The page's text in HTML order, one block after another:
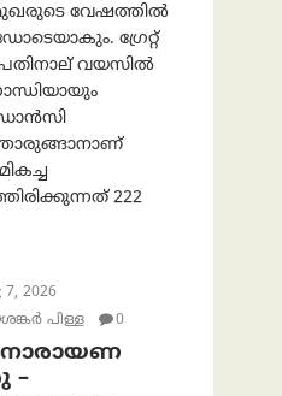
വേഷത്തിൽ
ഗ്രേറ്റ്
വയസിൽ
222
7, 2026
പിള്ള
0
നാരായണ
–